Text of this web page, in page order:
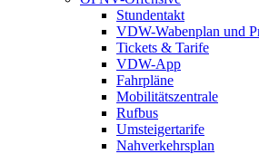
Stundentakt
VDW-Wabenplan und
Tickets & Tarife
VDW-App
Fahrpläne
Mobilitätszentrale
Rufbus
Umsteigertarife
Nahverkehrsplan